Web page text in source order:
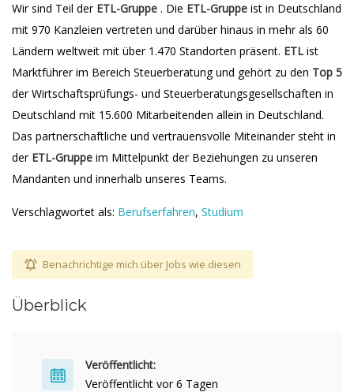
Wir sind Teil der ETL-Gruppe . Die ETL-Gruppe ist in Deutschland
mit 970 Kanzleien vertreten und darüber hinaus in mehr als 60
Ländern weltweit mit über 1.470 Standorten präsent. ETL ist
Marktführer im Bereich Steuerberatung und gehört zu den Top 5
der Wirtschaftsprüfungs- und Steuerberatungsgesellschaften in
Deutschland mit 15.600 Mitarbeitenden allein in Deutschland.
Das partnerschaftliche und vertrauensvolle Miteinander steht in
der ETL-Gruppe im Mittelpunkt der Beziehungen zu unseren
Mandanten und innerhalb unseres Teams.
Verschlagwortet als: Berufserfahren, Studium
Benachrichtige mich über Jobs wie diesen
Überblick
Veröffentlicht:
Veröffentlicht vor 6 Tagen